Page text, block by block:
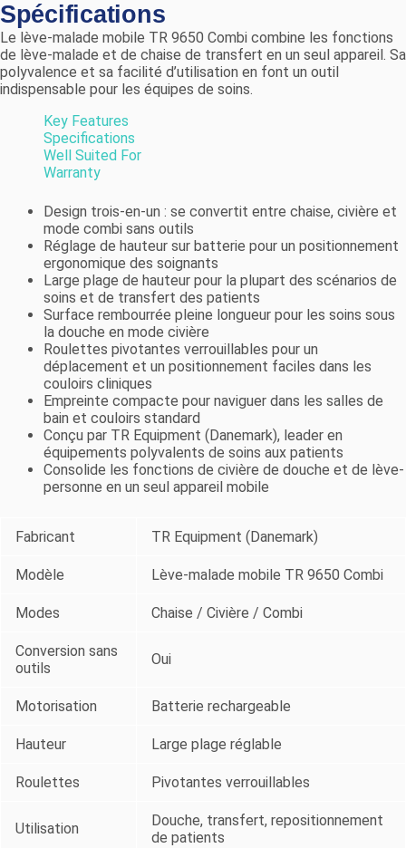
Spécifications
Le lève-malade mobile TR 9650 Combi combine les fonctions
de lève-malade et de chaise de transfert en un seul appareil. Sa
polyvalence et sa facilité d’utilisation en font un outil
indispensable pour les équipes de soins.
Key Features
Specifications
Well Suited For
Warranty
Design trois-en-un : se convertit entre chaise, civière et
mode combi sans outils
Réglage de hauteur sur batterie pour un positionnement
ergonomique des soignants
Large plage de hauteur pour la plupart des scénarios de
soins et de transfert des patients
Surface rembourrée pleine longueur pour les soins sous
la douche en mode civière
Roulettes pivotantes verrouillables pour un
déplacement et un positionnement faciles dans les
couloirs cliniques
Empreinte compacte pour naviguer dans les salles de
bain et couloirs standard
Conçu par TR Equipment (Danemark), leader en
équipements polyvalents de soins aux patients
Consolide les fonctions de civière de douche et de lève-
personne en un seul appareil mobile
Fabricant TR Equipment (Danemark)
Modèle Lève-malade mobile TR 9650 Combi
Modes Chaise / Civière / Combi
Conversion sans
outils
Oui
Motorisation Batterie rechargeable
Hauteur Large plage réglable
Roulettes Pivotantes verrouillables
Utilisation
Douche, transfert, repositionnement
de patients